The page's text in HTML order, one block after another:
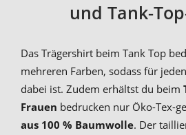
und Tank-
Das Trägershirt beim Tank Top
mehreren Farben, sodass für
dabei ist. Zudem erhältst du beim
Frauen bedrucken nur Öko-Tex-
aus 100 % Baumwolle. Der